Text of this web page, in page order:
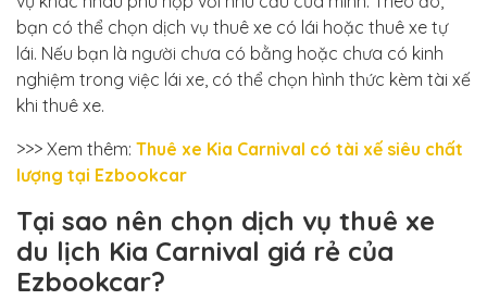
bạn có thể chọn dịch vụ thuê xe có lái hoặc thuê xe tự
lái. Nếu bạn là người chưa có bằng hoặc chưa có kinh
nghiệm trong việc lái xe, có thể chọn hình thức kèm tài xế
khi thuê xe.
>>> Xem thêm: Thuê xe Kia Carnival có tài xế siêu chất
lượng tại Ezbookcar
Tại sao nên chọn dịch vụ thuê xe
du lịch Kia Carnival giá rẻ của
Ezbookcar?